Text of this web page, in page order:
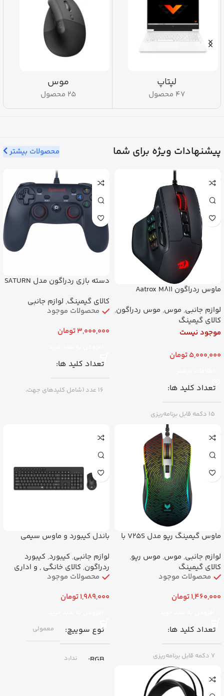
لپتاپ
47 محصول
موس
25 محصول
پیشنهادات ویژه برای شما محصولات بیشتر
ماوس ردراگون Aatrox M811
لوازم جانبی, موس, موس ردراگون,
کالای گیمینگ
موجود نیست
5,000,000تومان
تعداد کلید ها
15 دکمه قابل برنامه‌ریزی
RGB RGB قابل تنظیم
حداکثر دقت (DPI)
با سیم (Wired) – رابط USB
برند ردراگون
دسته بازی ردراگون مدل SATURN
کالای گیمینگ, لوازم جانبی
محصولات موجود
3,000,000تومان
تعداد کلید ها
۱۶ عدد (شامل کلیدهای جهت،
Type-A
برند ردراگون
ماوس گیمینگ رپو مدل V25S با
لوازم جانبی, موس, موس رپو,
کالای گیمینگ
محصولات موجود
1,460,000تومان
تعداد کلید ها
7 دکمه قابل برنامه‌ریزی
RGB دارد
باندل کیبورد و ماوس سیمی
اداری
لوازم جانبی, کیبورد, کیبورد
ردراگون, کالای خانگی , و اداری
محصولات موجود
1,989,000تومان
نوع سوییچ معمولی
RGB ندارد